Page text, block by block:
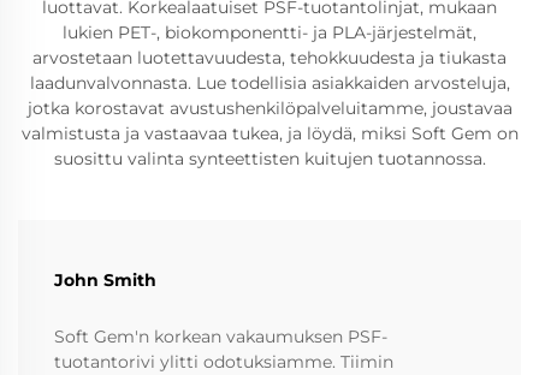
luottavat. Korkealaatuiset PSF-tuotantolinjat, mukaan
lukien PET-, biokomponentti- ja PLA-järjestelmät,
arvostetaan luotettavuudesta, tehokkuudesta ja tiukasta
laadunvalvonnasta. Lue todellisia asiakkaiden arvosteluja,
jotka korostavat avustushenkilöpalveluitamme, joustavaa
valmistusta ja vastaavaa tukea, ja löydä, miksi Soft Gem on
suosittu valinta synteettisten kuitujen tuotannossa.
John Smith
Soft Gem'n korkean vakaumuksen PSF-
tuotantorivi ylitti odotuksiamme. Tiimin